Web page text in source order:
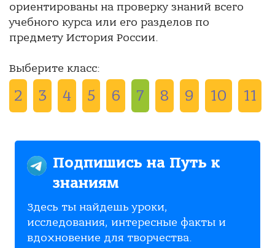
ориентированы на проверку знаний всего
учебного курса или его разделов по
предмету История России.
Выберите класс:
2 3 4 5 6 7 8 9 10 11
Подпишись на Путь к
знаниям
Здесь ты найдешь уроки,
исследования, интересные факты и
вдохновение для творчества.